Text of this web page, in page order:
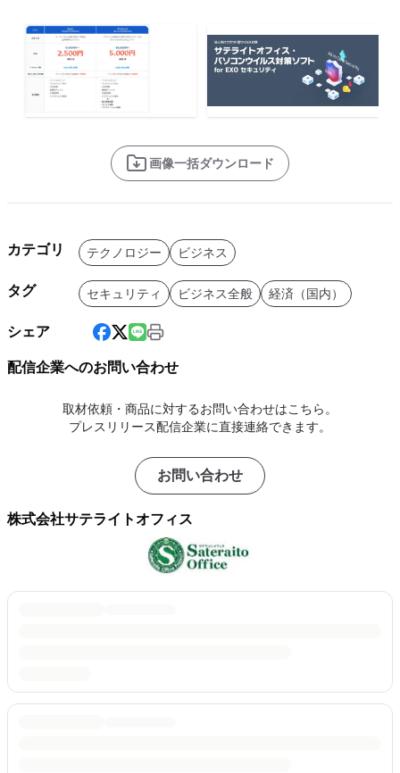
画像一括ダウンロード
カテゴリ テクノロジー ビジネス
タグ セキュリティ ビジネス全般 経済（国内）
シェア
配信企業へのお問い合わせ
取材依頼・商品に対するお問い合わせはこちら。
プレスリリース配信企業に直接連絡できます。
お問い合わせ
株式会社サテライトオフィス